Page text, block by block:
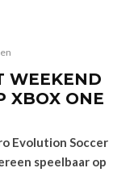
WEEKEND
XBOX ONE
Evolution Soccer
speelbaar op